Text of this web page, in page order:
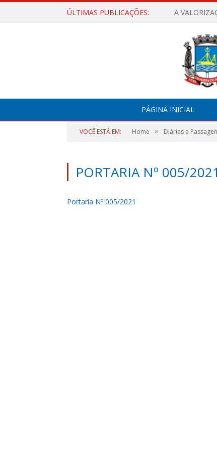
ÚLTIMAS PUBLICAÇÕES: A
PÁGINA INICIAL
VOCÊ ESTÁ EM: Home » Diárias e
PORTARIA Nº 005/2021
Portaria Nº 005/2021